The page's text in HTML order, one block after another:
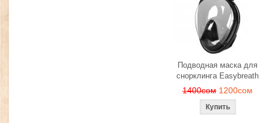
Подводная маска для
снорклинга Easybreath
1400сом 1200сом